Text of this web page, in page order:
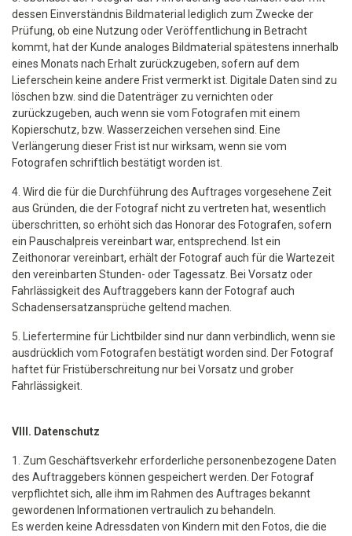
dessen Einverständnis Bildmaterial lediglich zum Zwecke der
Prüfung, ob eine Nutzung oder Veröffentlichung in Betracht
kommt, hat der Kunde analoges Bildmaterial spätestens innerhalb
eines Monats nach Erhalt zurückzugeben, sofern auf dem
Lieferschein keine andere Frist vermerkt ist. Digitale Daten sind zu
löschen bzw. sind die Datenträger zu vernichten oder
zurückzugeben, auch wenn sie vom Fotografen mit einem
Kopierschutz, bzw. Wasserzeichen versehen sind. Eine
Verlängerung dieser Frist ist nur wirksam, wenn sie vom
Fotografen schriftlich bestätigt worden ist.
4. Wird die für die Durchführung des Auftrages vorgesehene Zeit
aus Gründen, die der Fotograf nicht zu vertreten hat, wesentlich
überschritten, so erhöht sich das Honorar des Fotografen, sofern
ein Pauschalpreis vereinbart war, entsprechend. Ist ein
Zeithonorar vereinbart, erhält der Fotograf auch für die Wartezeit
den vereinbarten Stunden- oder Tagessatz. Bei Vorsatz oder
Fahrlässigkeit des Auftraggebers kann der Fotograf auch
Schadensersatzansprüche geltend machen.
5. Liefertermine für Lichtbilder sind nur dann verbindlich, wenn sie
ausdrücklich vom Fotografen bestätigt worden sind. Der Fotograf
haftet für Fristüberschreitung nur bei Vorsatz und grober
Fahrlässigkeit.
VIII. Datenschutz
1. Zum Geschäftsverkehr erforderliche personenbezogene Daten
des Auftraggebers können gespeichert werden. Der Fotograf
verpflichtet sich, alle ihm im Rahmen des Auftrages bekannt
gewordenen Informationen vertraulich zu behandeln.
Es werden keine Adressdaten von Kindern mit den Fotos, die die